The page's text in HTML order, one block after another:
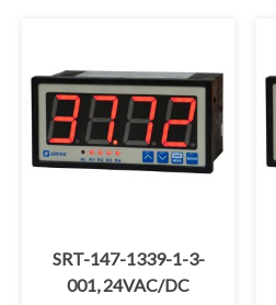
SRT-147-1339-1-3-
001, 24VAC/DC